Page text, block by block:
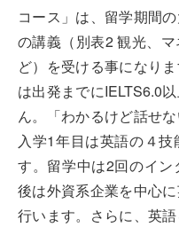
コース」は、留学期間
の講義（別表2 観光、
ど）を受ける事になり
は出発までにIELTS6.0
ん。「わかるけど話せ
入学1年目は英語の４
す。留学中は2回のイ
後は外資系企業を中心
行います。さらに、英